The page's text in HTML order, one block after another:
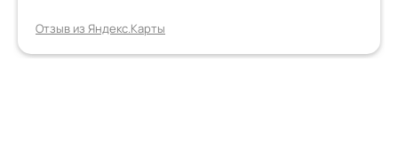
Отзыв из Яндекс.Карты